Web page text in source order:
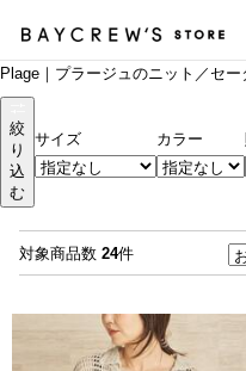
Plage｜プラージュのニット／セー
絞
り
込
む
サイズ カラー
対象商品数 24件